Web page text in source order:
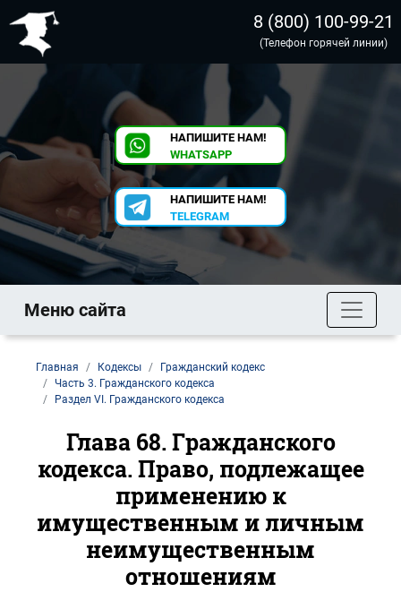
8 (800) 100-99-21
(Телефон горячей линии)
НАПИШИТЕ НАМ!
WHATSAPP
НАПИШИТЕ НАМ!
TELEGRAM
Меню сайта
Главная Кодексы
Гражданский кодекс
Часть 3. Гражданского кодекса
Раздел VI. Гражданского кодекса
Глава 68. Гражданского
кодекса. Право, подлежащее
применению к
имущественным и личным
неимущественным
отношениям